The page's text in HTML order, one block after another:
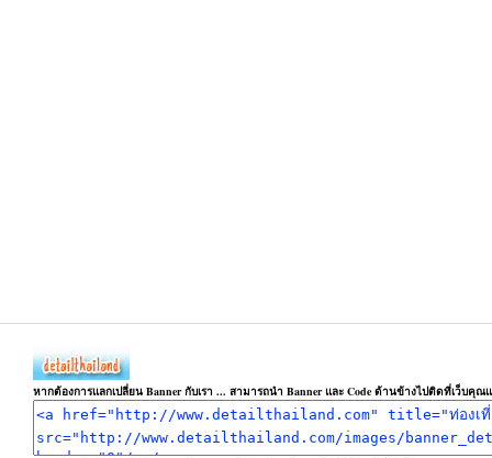
หากต้องการแลกเปลี่ยน Banner กับเรา ... สามารถนำ Banner และ Code ด้านข้างไปติดที่เว็บคุ